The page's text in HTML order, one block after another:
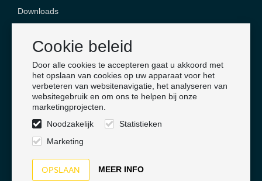
Cookie beleid
Door alle cookies te accepteren gaat u akkoord met
het opslaan van cookies op uw apparaat voor het
verbeteren van websitenavigatie, het analyseren van
websitegebruik en om ons te helpen bij onze
marketingprojecten.
Noodzakelijk
Statistieken
Marketing
MEER INFO
Downloads
Majestic Safety Products & Services
Jan Campertlaan 6
3201 AX Spijkenisse
Nederland
Volg ons